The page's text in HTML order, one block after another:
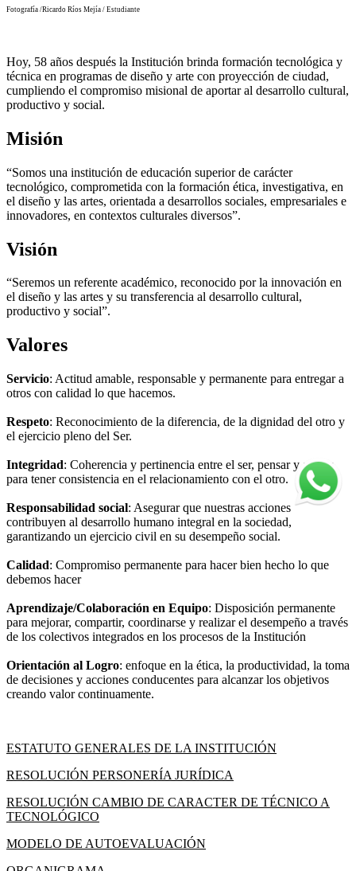
Fotografía /Ricardo Ríos Mejía / Estudiante
Hoy, 58 años después la Institución brinda formación tecnológica y
técnica en programas de diseño y arte con proyección de ciudad,
cumpliendo el compromiso misional de aportar al desarrollo cultural,
productivo y social.
Misión
“Somos una institución de educación superior de carácter
tecnológico, comprometida con la formación ética, investigativa, en
el diseño y las artes, orientada a desarrollos sociales, empresariales e
innovadores, en contextos culturales diversos”.
Visión
“Seremos un referente académico, reconocido por la innovación en
el diseño y las artes y su transferencia al desarrollo cultural,
productivo y social”.
Valores
Servicio: Actitud amable, responsable y permanente para entregar a
otros con calidad lo que hacemos.
Respeto: Reconocimiento de la diferencia, de la dignidad del otro y
el ejercicio pleno del Ser.
Integridad: Coherencia y pertinencia entre el ser, pensar y actuar
para tener consistencia en el relacionamiento con el otro.
Responsabilidad social: Asegurar que nuestras acciones
contribuyen al desarrollo humano integral en la sociedad,
garantizando un ejercicio civil en su desempeño social.
Calidad: Compromiso permanente para hacer bien hecho lo que
debemos hacer
Aprendizaje/Colaboración en Equipo: Disposición permanente
para mejorar, compartir, coordinarse y realizar el desempeño a través
de los colectivos integrados en los procesos de la Institución
Orientación al Logro: enfoque en la ética, la productividad, la toma
de decisiones y acciones conducentes para alcanzar los objetivos
creando valor continuamente.
ESTATUTO GENERALES DE LA INSTITUCIÓN
RESOLUCIÓN PERSONERÍA JURÍDICA
RESOLUCIÓN CAMBIO DE CARACTER DE TÉCNICO A
TECNOLÓGICO
MODELO DE AUTOEVALUACIÓN